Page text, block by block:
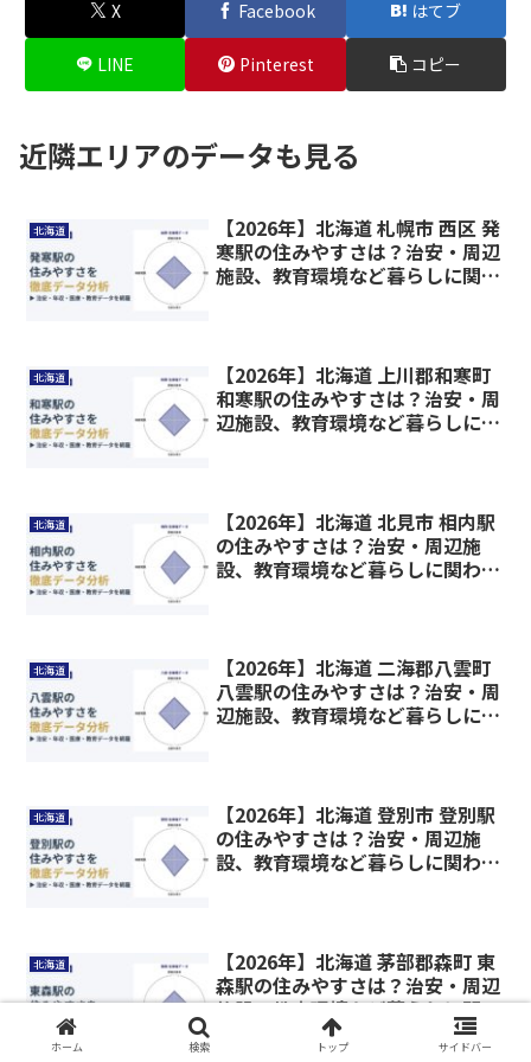
X Facebook はてブ
LINE Pinterest コピー
近隣エリアのデータも見る
北海道
【2026年】北海道 札幌市 西区 発
寒駅の住みやすさは？治安・周辺
施設、教育環境など暮らしに関わ
北海道
【2026年】北海道 上川郡和寒町
和寒駅の住みやすさは？治安・周
辺施設、教育環境など暮らしに関
北海道
【2026年】北海道 北見市 相内駅
の住みやすさは？治安・周辺施
設、教育環境など暮らしに関わる
北海道
【2026年】北海道 二海郡八雲町
八雲駅の住みやすさは？治安・周
辺施設、教育環境など暮らしに関
北海道
【2026年】北海道 登別市 登別駅
の住みやすさは？治安・周辺施
設、教育環境など暮らしに関わる
北海道
【2026年】北海道 茅部郡森町 東
森駅の住みやすさは？治安・周辺
施設、教育環境など暮らしに関わ
る情報を解説
ホーム 検索 トップ サイドバー